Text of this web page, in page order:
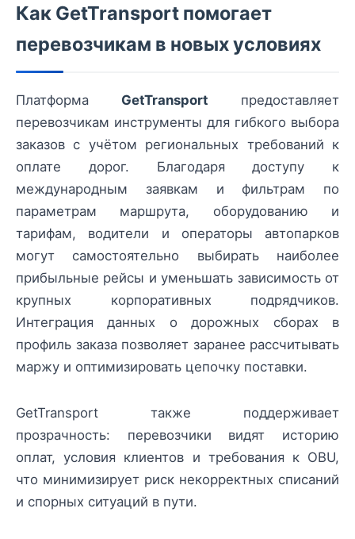
Как GetTransport помогает
перевозчикам в новых условиях
Платформа GetTransport предоставляет
перевозчикам инструменты для гибкого выбора
заказов с учётом региональных требований к
оплате дорог. Благодаря доступу к
международным заявкам и фильтрам по
параметрам маршрута, оборудованию и
тарифам, водители и операторы автопарков
могут самостоятельно выбирать наиболее
прибыльные рейсы и уменьшать зависимость от
крупных корпоративных подрядчиков.
Интеграция данных о дорожных сборах в
профиль заказа позволяет заранее рассчитывать
маржу и оптимизировать цепочку поставки.
GetTransport также поддерживает
прозрачность: перевозчики видят историю
оплат, условия клиентов и требования к OBU,
что минимизирует риск некорректных списаний
и спорных ситуаций в пути.